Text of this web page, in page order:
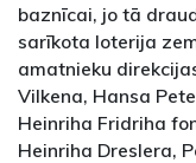
baznīcai, jo tā
sarīkota loterija
amatnieku
Vilkena, Hansa
Heinriha Fridriha
Heinriha Dreslera,